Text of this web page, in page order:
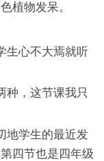
植物发呆。
生心不大焉就听
种，这节课我只
地学生的最近发
四节也是四年级